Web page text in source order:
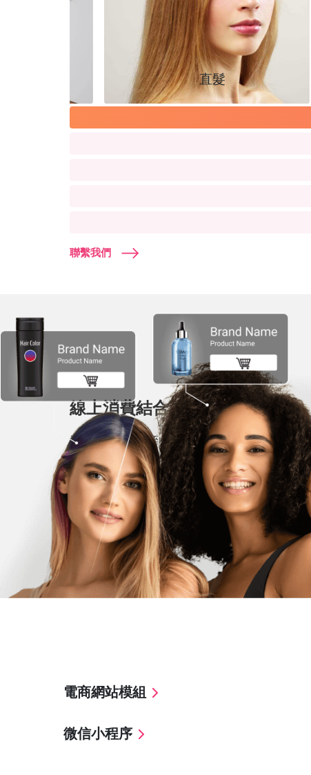
直髮
聯繫我們
線上消費結合虛擬染髮體驗
消費者不再需要到美髮沙龍諮詢染髮，借助玩
的髮質與髮型得到即時護髮產品推薦。
電商網站模組
微信小程序